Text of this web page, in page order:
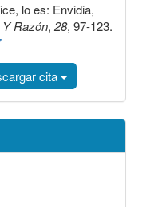
lo es: Envidia,
Razón, 28, 97-123.
cita